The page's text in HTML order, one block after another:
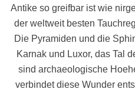
Antike so greifbar ist wie
der weltweit besten
Die Pyramiden und die
Karnak und Luxor, das Tal
sind archaeologische
verbindet diese Wunder